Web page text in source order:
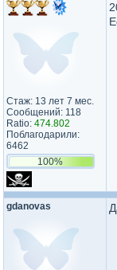
Стаж: 13 лет 7 мес.
Сообщений: 118
Ratio: 474.802
Поблагодарили:
6462
100%
gdanovas